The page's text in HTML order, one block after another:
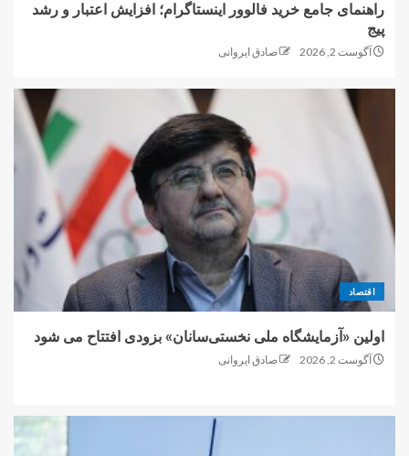
راهنمای جامع خرید فالوور اینستاگرام؛ افزایش اعتبار و رشد
پیج
آگوست 2, 2026 صادق ایروانی
اقتصاد
اولین «آزمایشگاه ملی نخستی‌سانان» بزودی افتتاح می شود
آگوست 2, 2026 صادق ایروانی